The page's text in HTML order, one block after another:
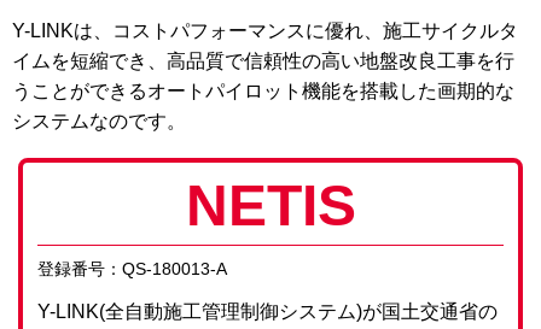
Y-LINKは、コストパフォーマンスに優れ、施工サイクルタ
イムを短縮でき、高品質で信頼性の高い地盤改良工事を行
うことができるオートパイロット機能を搭載した画期的な
システムなのです。
NETIS
登録番号：QS-180013-A
Y-LINK(全自動施工管理制御システム)が国土交通省の